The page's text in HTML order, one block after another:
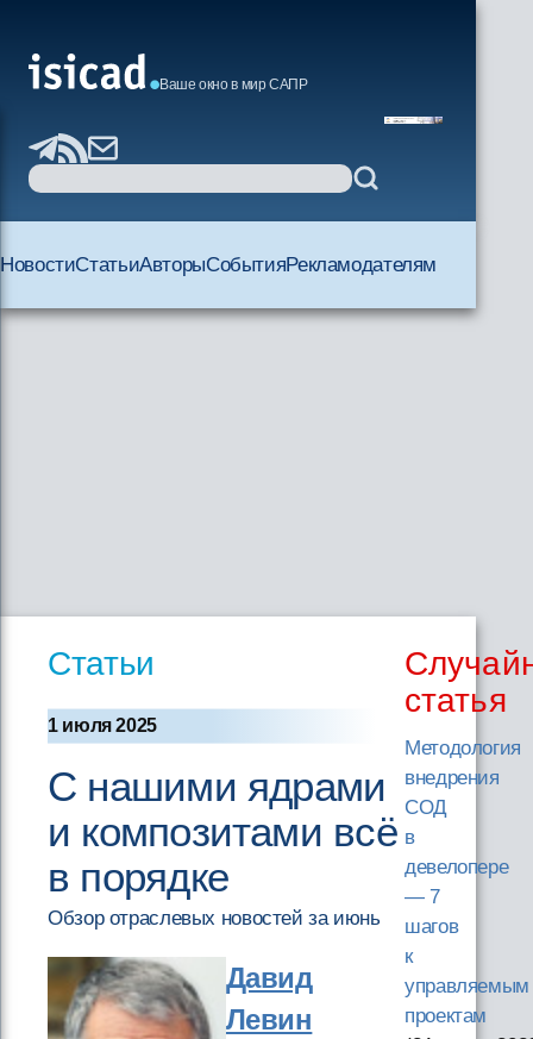
Ваше окно в мир САПР
НовостиСтатьиАвторыСобытияРекламодателям
Статьи
1 июля 2025
С нашими ядрами
и композитами всё
в порядке
Обзор отраслевых новостей за июнь
Давид
Левин
статья
Методология
внедрения
СОД
в
девелопере
— 7
шагов
к
управляемым
проектам